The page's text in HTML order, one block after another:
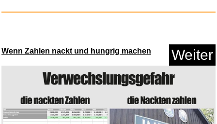
(6 P...
Wenn Zahlen nackt und hungrig machen Weiter